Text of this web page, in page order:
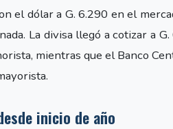
el dólar a G. 6.290 en el
La divisa llegó a cotizar a
mientras que el Banco
inicio de año